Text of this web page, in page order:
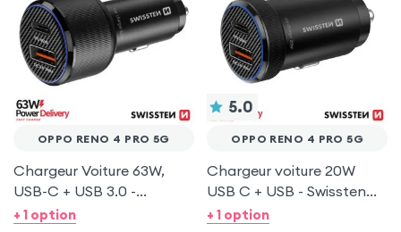
OPPO RENO 4 PRO 5G
Chargeur Voiture 63W,
USB-C + USB 3.0 -
Swissten pour Oppo Reno
+ 1 option
5.0
OPPO RENO 4 PRO 5G
Chargeur voiture 20W
USB C + USB - Swissten
pour Oppo Reno 4 Pro 5G
+ 1 option